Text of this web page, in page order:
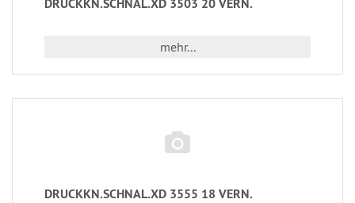
DRUCKKN.SCHNAL.XD 3503 20 VERN.
mehr...
DRUCKKN.SCHNAL.XD 3555 18 VERN.